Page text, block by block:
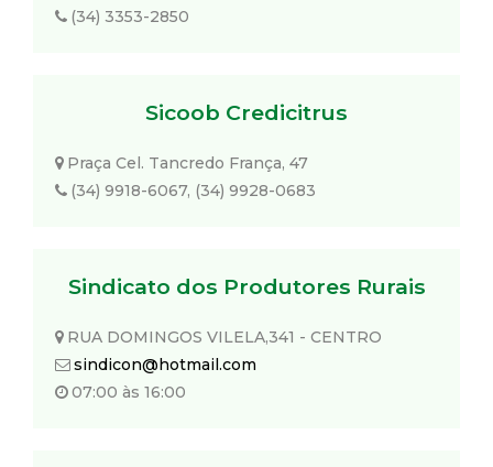
(34) 3353-2850
Sicoob Credicitrus
Praça Cel. Tancredo França, 47
(34) 9918-6067, (34) 9928-0683
Sindicato dos Produtores Rurais
RUA DOMINGOS VILELA,341 - CENTRO
sindicon@hotmail.com
07:00 às 16:00